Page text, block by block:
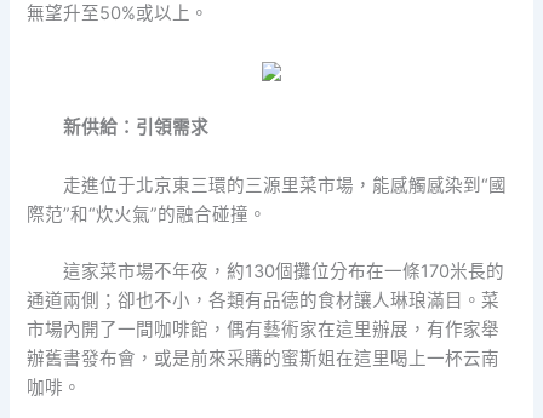
無望升至50%或以上。
新供給：引領需求
走進位于北京東三環的三源里菜市場，能感觸感染到“國
際范”和“炊火氣”的融合碰撞。
這家菜市場不年夜，約130個攤位分布在一條170米長的
通道兩側；卻也不小，各類有品德的食材讓人琳琅滿目。菜
市場內開了一間咖啡館，偶有藝術家在這里辦展，有作家舉
辦舊書發布會，或是前來采購的蜜斯姐在這里喝上一杯云南
咖啡。